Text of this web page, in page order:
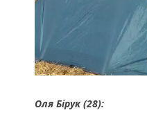
Оля Бірук (28):